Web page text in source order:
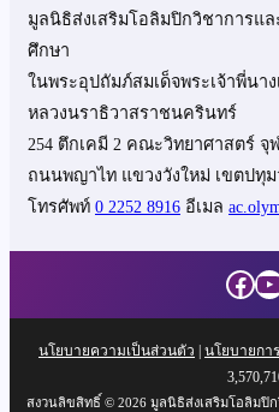
มูลนิธิส่งเสริมโอลิมปิกวิชาการแ
ศึกษา
ในพระอุปถัมภ์สมเด็จพระเจ้าพี่น
หลวงนราธิวาสราชนครินทร์
254 ตึกเคมี 2 คณะวิทยาศาสตร์
ถนนพญาไท แขวงวังใหม่ เขตปทุม
โทรศัพท์ 0 2252 8916 อีเมล
นโยบายความเป็นส่วนตัว | นโยบายกา
สงวนลิขสิทธิ์ © 2026 มูลนิธิส่งเสริมโอลิม